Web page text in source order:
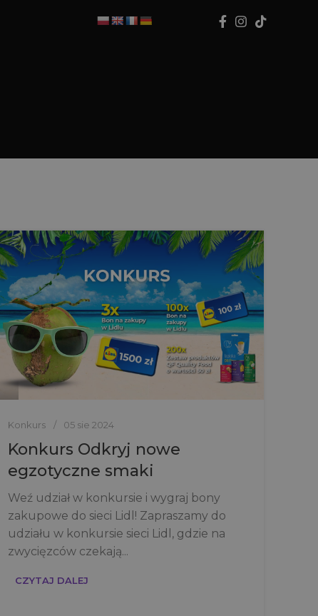
Konkurs 05 sie 2024
Konkurs Odkryj nowe
egzotyczne smaki
Weź udział w konkursie i wygraj bony
zakupowe do sieci Lidl! Zapraszamy do
udziału w konkursie sieci Lidl, gdzie na
zwycięzców czekają...
CZYTAJ DALEJ